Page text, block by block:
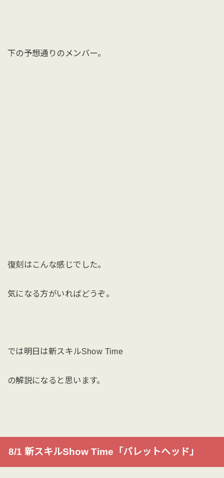
下の予想通りのメンバー。
復刻はこんな感じでした。
気になる方がいればどうぞ。
では明日は新スキルShow Time
の解説になると思います。
8/1 新スキルShow Time「バレットヘッド」